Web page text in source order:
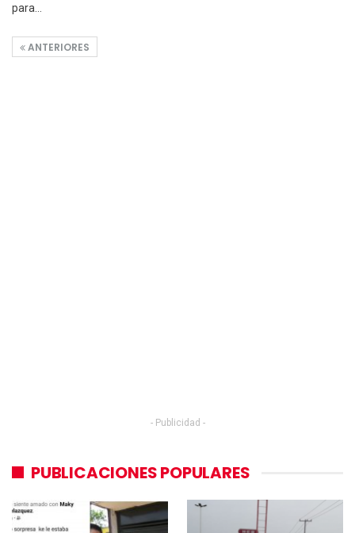
para…
ANTERIORES
- Publicidad -
PUBLICACIONES POPULARES